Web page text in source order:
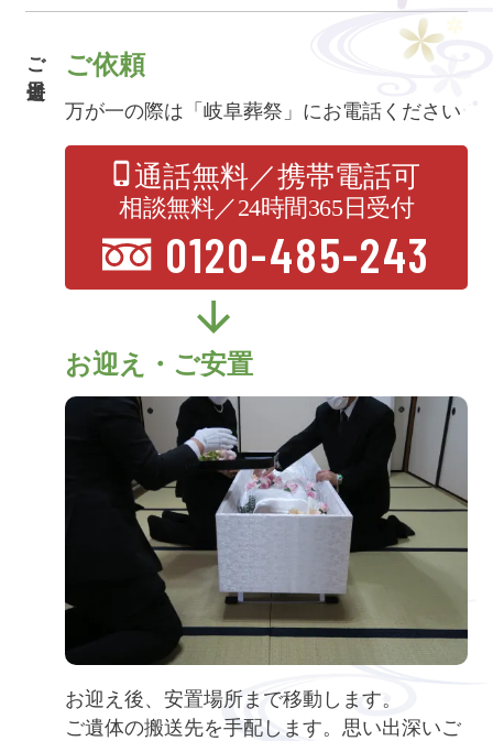
ご逝去日 ご依頼
万が一の際は「岐阜葬祭」にお電話ください
通話無料／携帯電話可
相談無料／24時間365日受付
0120-485-243
お迎え・ご安置
お迎え後、安置場所まで移動します。
ご遺体の搬送先を手配します。思い出深いご